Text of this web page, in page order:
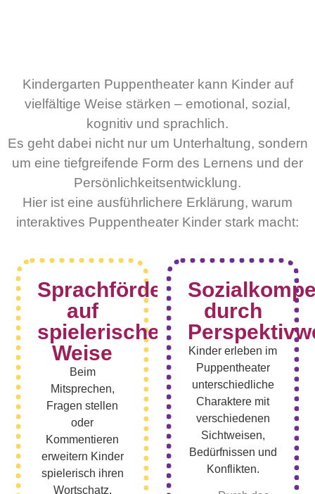
Kindergarten Puppentheater kann Kinder auf
vielfältige Weise stärken – emotional, sozial,
kognitiv und sprachlich.
Es geht dabei nicht nur um Unterhaltung, sondern
um eine tiefgreifende Form des Lernens und der
Persönlichkeitsentwicklung.
Hier ist eine ausführlichere Erklärung, warum
interaktives Puppentheater Kinder stark macht:
Sprachförderung
auf
spielerische
Weise
Beim
Mitsprechen,
Fragen stellen
oder
Kommentieren
erweitern Kinder
spielerisch ihren
Wortschatz,
durch
Kinder erleben im
Puppentheater
unterschiedliche
Charaktere mit
verschiedenen
Sichtweisen,
Bedürfnissen und
Konflikten.